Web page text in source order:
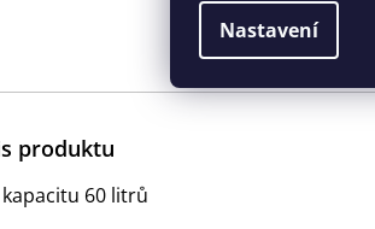
Nastavení
produktu
60 litrů